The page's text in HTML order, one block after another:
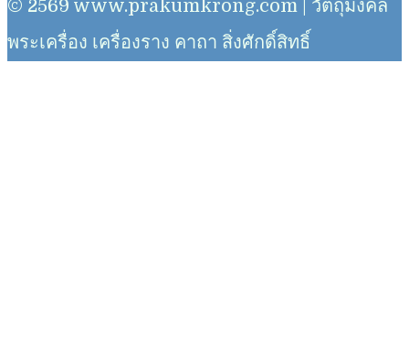
© 2569 www.prakumkrong.com | วัตถุมงคล
พระเครื่อง เครื่องราง คาถา สิ่งศักดิ์สิทธิ์